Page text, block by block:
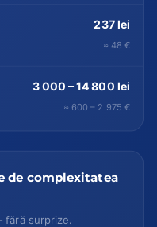
237 lei
≈ 48 €
3 000 – 14 800 lei
≈ 600 – 2 975 €
de complexitatea
fără surprize.